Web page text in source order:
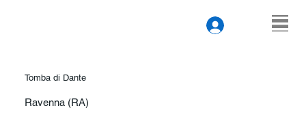
Tomba di Dante
Ravenna (RA)